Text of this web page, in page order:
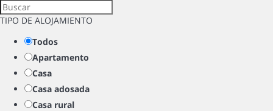
TIPO DE ALOJAMIENTO
Todos
Apartamento
Casa
Casa adosada
Casa rural